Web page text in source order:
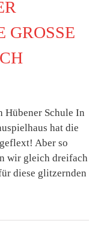
GROSSE
Hübener Schule In
hat die
Aber so
wir gleich dreifach
diese glitzernden